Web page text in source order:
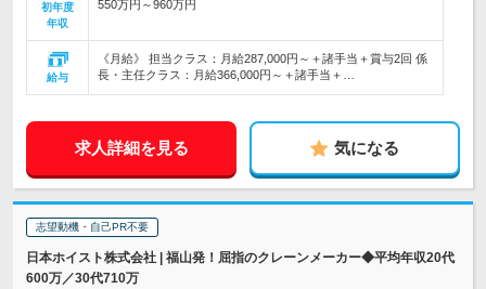
初年度
年収
550万円～960万円
給与
《月給》 担当クラス：月給287,000円～＋諸手当＋賞与2回 係
長・主任クラス：月給366,000円～＋諸手当＋…
求人詳細を見る 気になる
志望動機・自己PR不要
日本ホイスト株式会社 | 福山発！屈指のクレーンメーカー◆平均年収20代
600万／30代710万